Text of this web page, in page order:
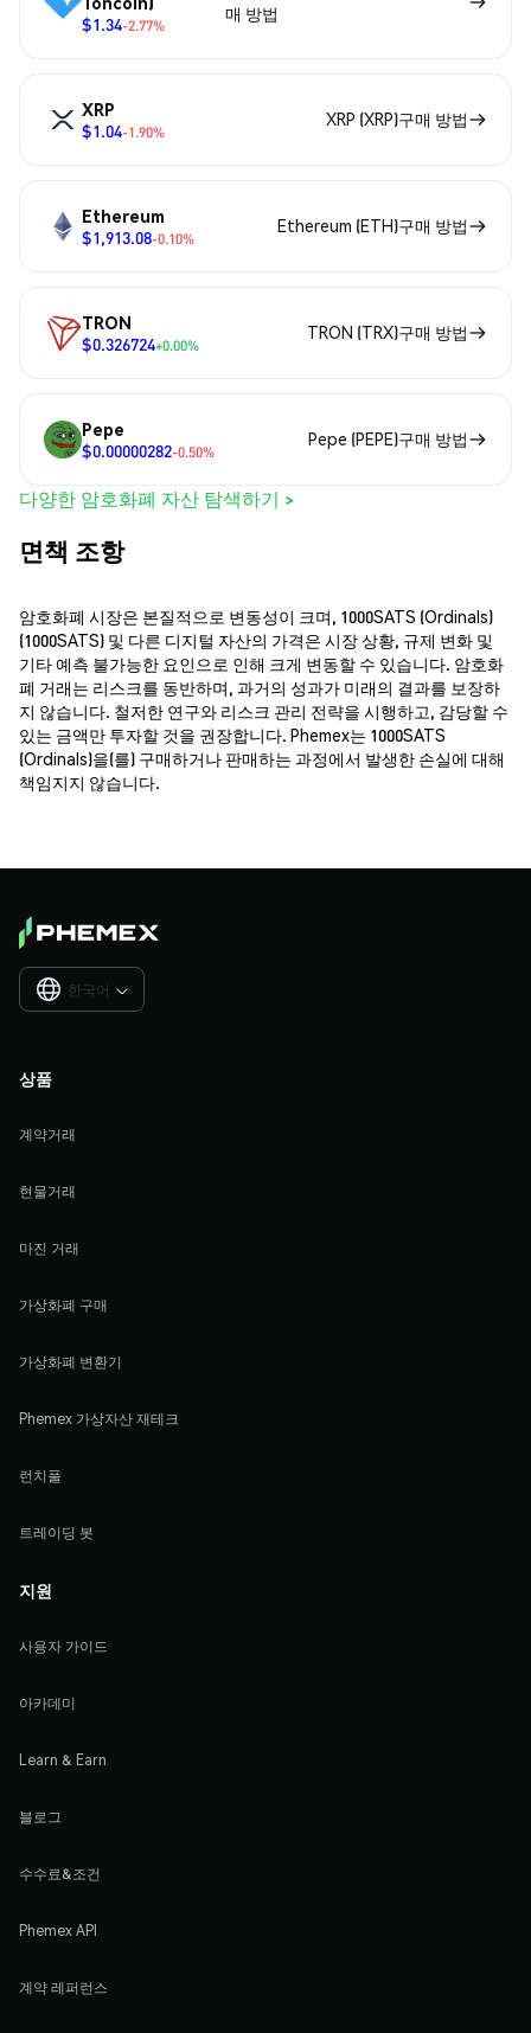
$1.34-2.77%
매 방법
XRP
$1.04-1.90%
XRP (XRP)구매 방법
Ethereum
$1,913.08-0.10%
Ethereum (ETH)구매 방법
TRON
$0.326724+0.00%
TRON (TRX)구매 방법
Pepe
$0.00000282-0.50%
Pepe (PEPE)구매 방법
다양한 암호화폐 자산 탐색하기 >
면책 조항
암호화폐 시장은 본질적으로 변동성이 크며, 1000SATS (Ordinals)
(1000SATS) 및 다른 디지털 자산의 가격은 시장 상황, 규제 변화 및
기타 예측 불가능한 요인으로 인해 크게 변동할 수 있습니다. 암호화
폐 거래는 리스크를 동반하며, 과거의 성과가 미래의 결과를 보장하
지 않습니다. 철저한 연구와 리스크 관리 전략을 시행하고, 감당할 수
있는 금액만 투자할 것을 권장합니다. Phemex는 1000SATS
(Ordinals)을(를) 구매하거나 판매하는 과정에서 발생한 손실에 대해
책임지지 않습니다.
한국어 
상품
계약거래
현물거래
마진 거래
가상화폐 구매
가상화폐 변환기
Phemex 가상자산 재테크
런치풀
트레이딩 봇
지원
사용자 가이드
아카데미
Learn & Earn
블로그
수수료&조건
Phemex API
계약 레퍼런스